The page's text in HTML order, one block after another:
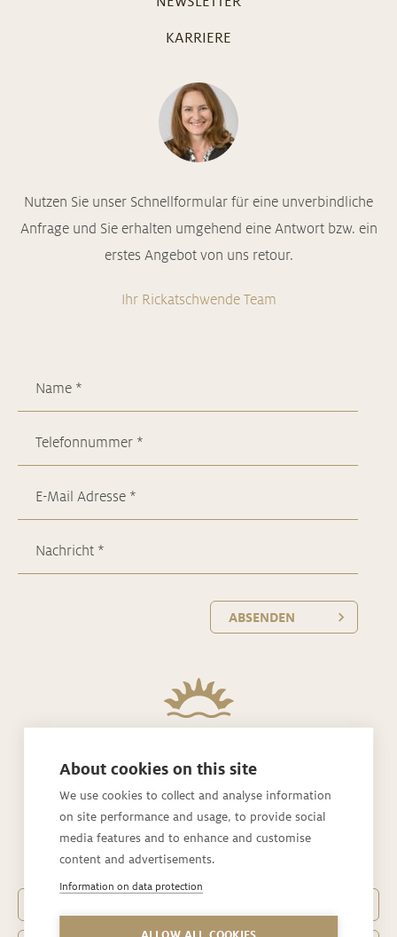
KARRIERE
Nutzen Sie unser Schnellformular für eine unverbindliche
Anfrage und Sie erhalten umgehend eine Antwort bzw. ein
erstes Angebot von uns retour.
Ihr Rickatschwende Team
ABSENDEN
Rickatschwende F. X. Mayr Health Retreat
Rickatschwende 1
6850 Dornbirn / Vorarlberg
About cookies on this site
We use cookies to collect and analyse information
on site performance and usage, to provide social
media features and to enhance and customise
content and advertisements.
Information on data protection